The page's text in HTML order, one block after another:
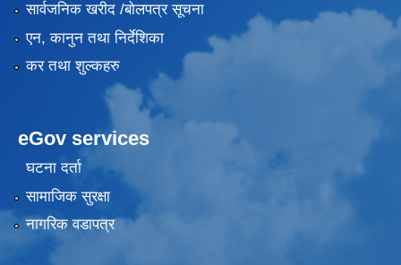
सार्वजनिक खरीद /बोलपत्र सूचना
एन, कानुन तथा निर्देशिका
कर तथा शुल्कहरु
eGov services
घटना दर्ता
सामाजिक सुरक्षा
नागरिक वडापत्र